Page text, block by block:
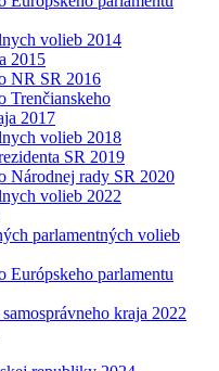
volieb 2014
2015
NR SR 2016
Trenčianskeho
2017
volieb 2018
SR 2019
Národnej rady SR 2020
volieb 2022
parlamentných volieb
Európskeho parlamentu
kraja 2022